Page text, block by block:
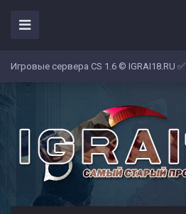
Игровые сервера CS 1.6 © IGRAI18.RU ✅